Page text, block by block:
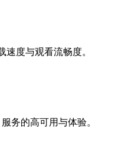
速度与观看流畅度。
务的高可用与体验。